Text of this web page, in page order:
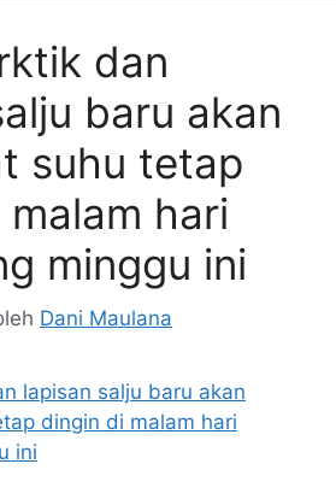
dan
baru akan
suhu tetap
hari
minggu ini
Dani Maulana